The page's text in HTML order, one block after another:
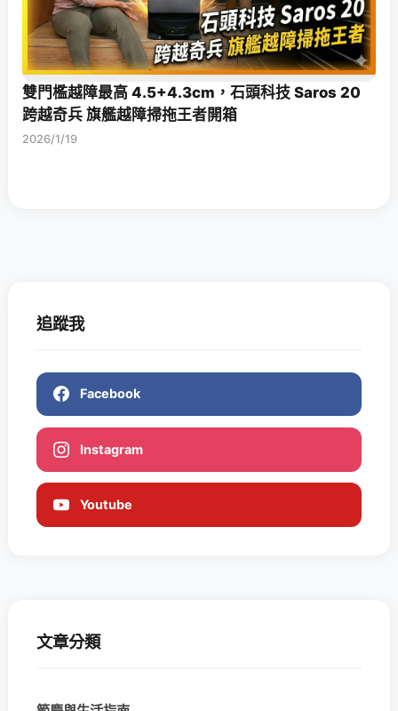
雙門檻越障最高 4.5+4.3cm，石頭科技 Saros 20
跨越奇兵 旗艦越障掃拖王者開箱
2026/1/19
追蹤我
Facebook
Instagram
Youtube
文章分類